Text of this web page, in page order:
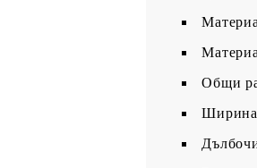
Общи
Ширина